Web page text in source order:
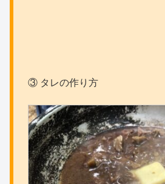
③ タレの作り方